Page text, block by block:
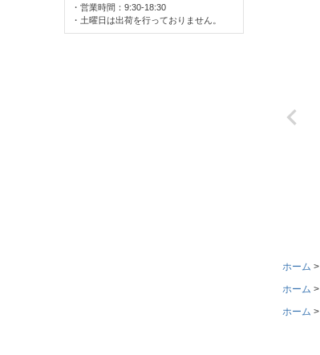
・営業時間：9:30-18:30
・土曜日は出荷を行っておりません。
ホーム
ホーム
ホーム